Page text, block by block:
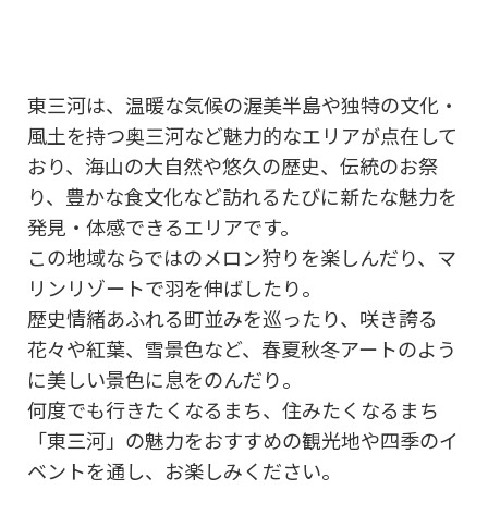
東三河は、温暖な気候の渥美半島や独特の文化・
風土を持つ奥三河など魅力的なエリアが点在して
おり、海山の大自然や悠久の歴史、伝統のお祭
り、豊かな食文化など訪れるたびに新たな魅力を
発見・体感できるエリアです。
この地域ならではのメロン狩りを楽しんだり、マ
リンリゾートで羽を伸ばしたり。
歴史情緒あふれる町並みを巡ったり、咲き誇る
花々や紅葉、雪景色など、春夏秋冬アートのよう
に美しい景色に息をのんだり。
何度でも行きたくなるまち、住みたくなるまち
「東三河」の魅力をおすすめの観光地や四季のイ
ベントを通し、お楽しみください。